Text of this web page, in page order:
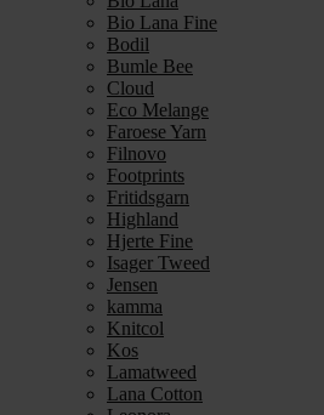
Bio Lana Fine
Bodil
Bumle Bee
Cloud
Eco Melange
Faroese Yarn
Filnovo
Footprints
Fritidsgarn
Highland
Hjerte Fine
Isager Tweed
Jensen
kamma
Knitcol
Kos
Lamatweed
Lana Cotton